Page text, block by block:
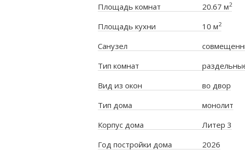
Площадь комнат 20.67 м2
Площадь кухни 10 м2
Санузел
Тип комнат
Вид из окон
во двор
Тип дома
монолит
Корпус дома
Литер 3
Год постройки дома
2026